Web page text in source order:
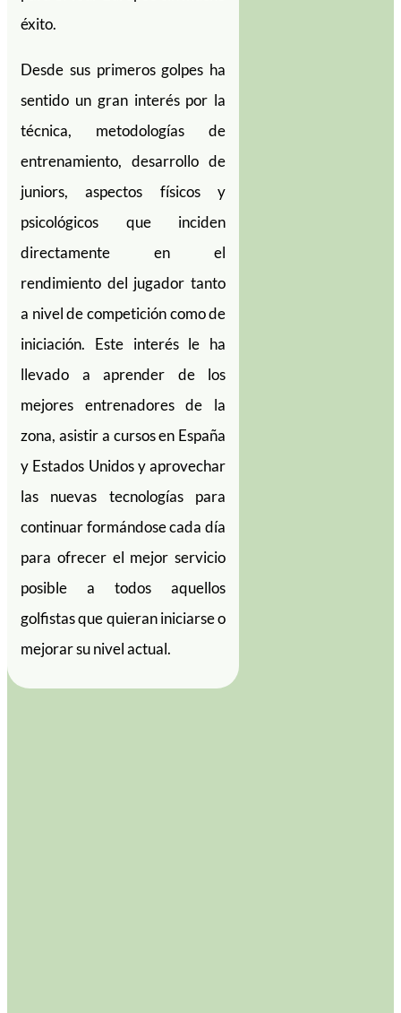
éxito.
Desde sus primeros golpes ha
sentido un gran interés por la
técnica, metodologías de
entrenamiento, desarrollo de
juniors, aspectos físicos y
psicológicos que inciden
directamente en el
rendimiento del jugador tanto
a nivel de competición como de
iniciación. Este interés le ha
llevado a aprender de los
mejores entrenadores de la
zona, asistir a cursos en España
y Estados Unidos y aprovechar
las nuevas tecnologías para
continuar formándose cada día
para ofrecer el mejor servicio
posible a todos aquellos
golfistas que quieran iniciarse o
mejorar su nivel actual.